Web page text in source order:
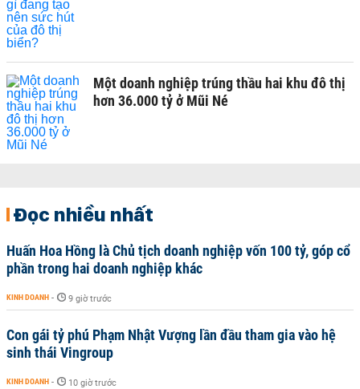
Một doanh nghiệp trúng thầu hai khu đô thị
hơn 36.000 tỷ ở Mũi Né
Đọc nhiều nhất
Huấn Hoa Hồng là Chủ tịch doanh nghiệp vốn 100 tỷ, góp cổ
phần trong hai doanh nghiệp khác
KINH DOANH - 9 giờ trước
Con gái tỷ phú Phạm Nhật Vượng lần đầu tham gia vào hệ
sinh thái Vingroup
KINH DOANH - 10 giờ trước